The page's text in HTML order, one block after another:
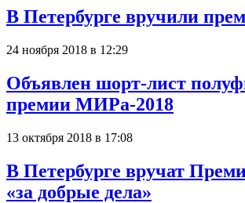
В Петербурге вручили
24 ноября 2018 в 12:29
Объявлен шорт-лист
премии МИРа-2018
13 октября 2018 в 17:08
В Петербурге вручат
«за добрые дела»